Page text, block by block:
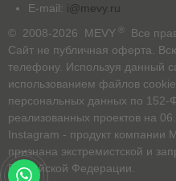
E-mail: i@mevy.ru
© 2008-2026 MEVY ®
Все
Сайт не публичная оферта.
телефону. Используя данный
использованием файлов
персональных данных по 152-
реализованных проектов на
Instagram - продукт компании
признана экстремистской и
Российской Федерации.